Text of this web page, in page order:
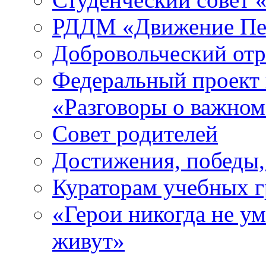
РДДМ «Движение
Добровольческий
Федеральный
«Разговоры о
Совет родителей
Достижения,
Кураторам учебных
«Герои никогда не
живут»